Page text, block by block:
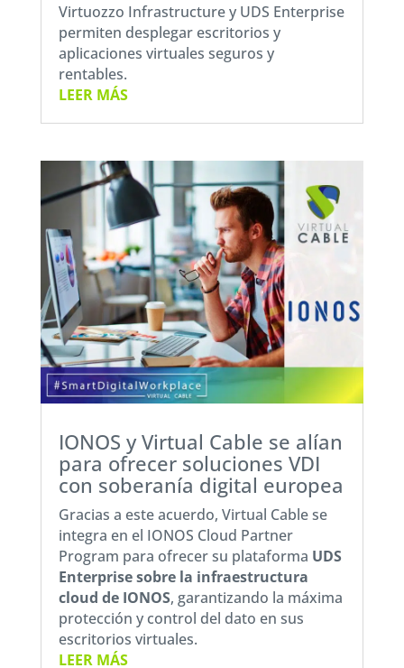
Virtuozzo Infrastructure y UDS Enterprise
permiten desplegar escritorios y
aplicaciones virtuales seguros y
rentables.
LEER MÁS
IONOS y Virtual Cable se alían
para ofrecer soluciones VDI
con soberanía digital europea
Gracias a este acuerdo, Virtual Cable se
integra en el IONOS Cloud Partner
Program para ofrecer su plataforma UDS
Enterprise sobre la infraestructura
cloud de IONOS, garantizando la máxima
protección y control del dato en sus
escritorios virtuales.
LEER MÁS